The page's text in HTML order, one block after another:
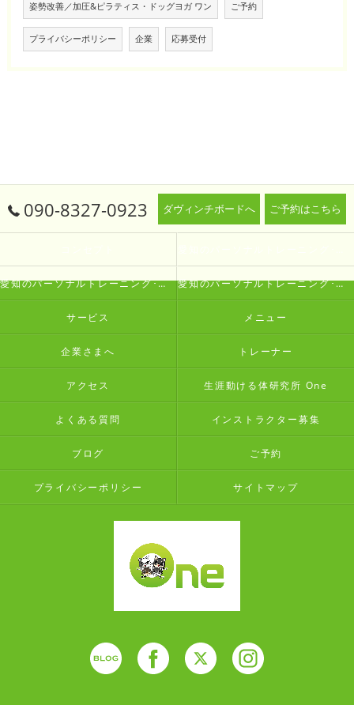
姿勢改善／加圧&ピラティス・ドッグヨガ ワン ご予約
プライバシーポリシー 企業 応募受付
090-8327-0923 ダヴィンチボードへ ご予約はこちら
愛知のパーソナルトレーニング･生涯動ける体研究所 Oneの評判 愛知のパーソナルトレーニング･生涯動ける体研究所 Oneのお客様の声
サービス メニュー
企業さまへ トレーナー
アクセス 生涯動ける体研究所 One
よくある質問 インストラクター募集
ブログ ご予約
プライバシーポリシー サイトマップ